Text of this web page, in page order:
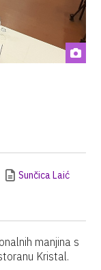
Sunčica Laić
manjina s
Kristal.